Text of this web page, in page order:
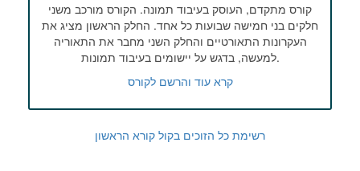
קורס מתקדם, העוסק בעיבוד תמונה. הקורס מורכב משני
חלקים בני חמישה שבועות כל אחד. החלק הראשון מציג את
העקרונות התאורטיים והחלק השני מחבר את התאוריה
למעשה, בדגש על יישומים בעיבוד תמונות.
קרא עוד והרשם לקורס
רשימת כל הזוכים בקול קורא הראשון